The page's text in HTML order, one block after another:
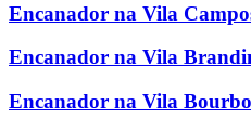
Encanador na Vila
Encanador na Vila
Encanador na Vila